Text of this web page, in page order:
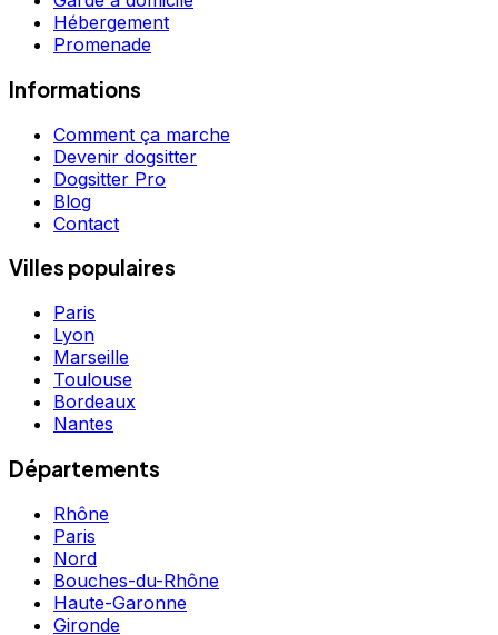
Hébergement
Promenade
Informations
Comment ça marche
Devenir dogsitter
Dogsitter Pro
Blog
Contact
Villes populaires
Paris
Lyon
Marseille
Toulouse
Bordeaux
Nantes
Départements
Rhône
Paris
Nord
Bouches-du-Rhône
Haute-Garonne
Gironde